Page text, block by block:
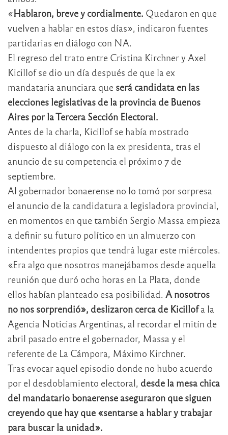
«Hablaron, breve y cordialmente. Quedaron en que
vuelven a hablar en estos días», indicaron fuentes
partidarias en diálogo con NA.
El regreso del trato entre Cristina Kirchner y Axel
Kicillof se dio un día después de que la ex
mandataria anunciara que será candidata en las
elecciones legislativas de la provincia de Buenos
Aires por la Tercera Sección Electoral.
Antes de la charla, Kicillof se había mostrado
dispuesto al diálogo con la ex presidenta, tras el
anuncio de su competencia el próximo 7 de
septiembre.
Al gobernador bonaerense no lo tomó por sorpresa
el anuncio de la candidatura a legisladora provincial,
en momentos en que también Sergio Massa empieza
a definir su futuro político en un almuerzo con
intendentes propios que tendrá lugar este miércoles.
«Era algo que nosotros manejábamos desde aquella
reunión que duró ocho horas en La Plata, donde
ellos habían planteado esa posibilidad. A nosotros
no nos sorprendió», deslizaron cerca de Kicillofa la
Agencia Noticias Argentinas, al recordar el mitín de
abril pasado entre el gobernador, Massa y el
referente de La Cámpora, Máximo Kirchner.
Tras evocar aquel episodio donde no hubo acuerdo
por el desdoblamiento electoral, desde la mesa chica
del mandatario bonaerense aseguraron que siguen
creyendo que hay que «sentarse a hablar y trabajar
para buscar la unidad».